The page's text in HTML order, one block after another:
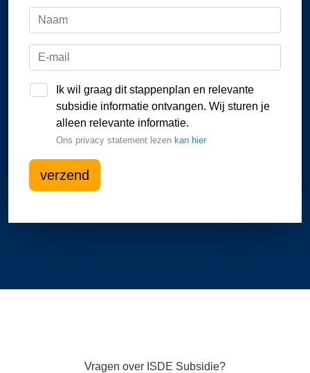
Ik wil graag dit stappenplan en relevante
subsidie informatie ontvangen. Wij sturen je
alleen relevante informatie.
Ons privacy statement lezen kan hier
verzend
Vragen over ISDE Subsidie?